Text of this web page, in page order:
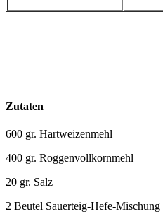
Zutaten
600 gr. Hartweizenmehl
400 gr. Roggenvollkornmehl
20 gr. Salz
2 Beutel Sauerteig-Hefe-Mischung